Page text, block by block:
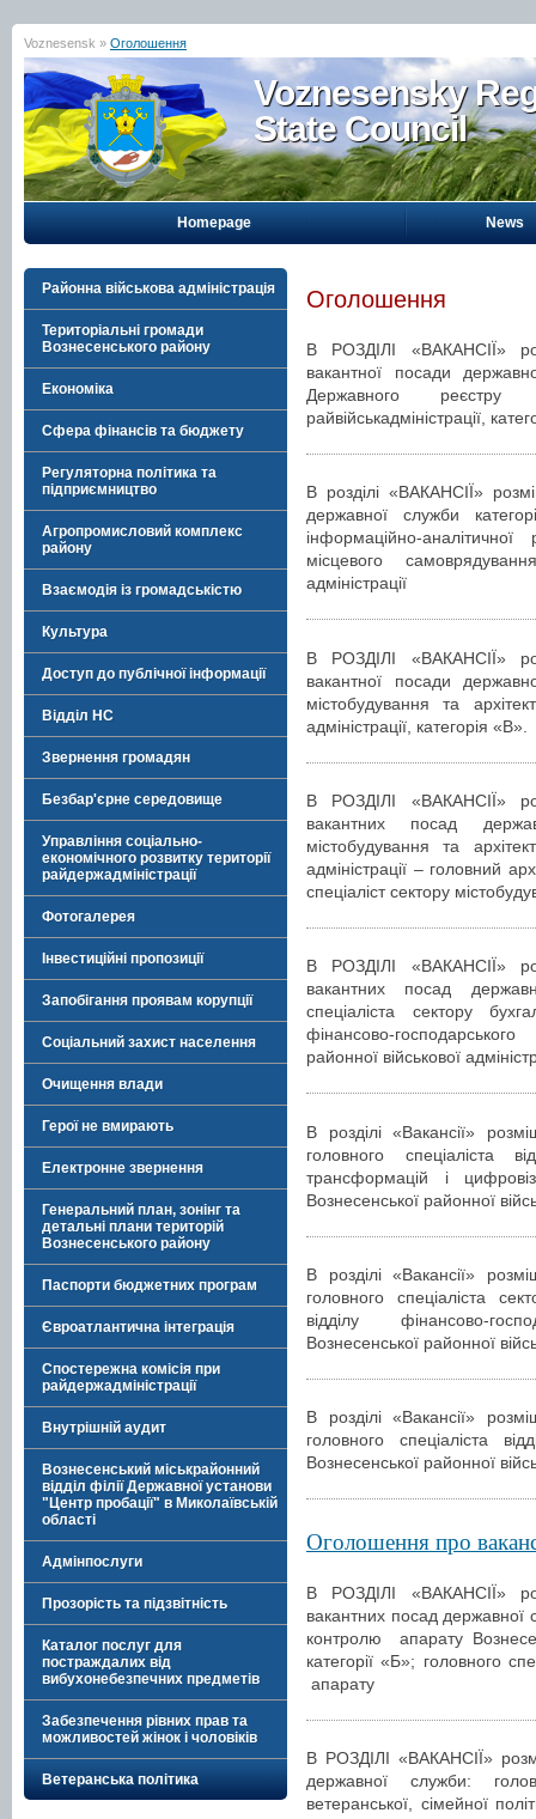
Voznesensk » Оголошення
Voznesensky
State Council
Homepage News
Районна військова адміністрація
Територіальні громади
Вознесенського району
Економіка
Сфера фінансів та бюджету
Регуляторна політика та
підприємництво
Агропромисловий комплекс
району
Взаємодія із громадськістю
Культура
Доступ до публічної інформації
Відділ НС
Звернення громадян
Безбар'єрне середовище
Управління соціально-
економічного розвитку території
райдержадміністрації
Фотогалерея
Інвестиційні пропозиції
Запобігання проявам корупції
Соціальний захист населення
Очищення влади
Герої не вмирають
Електронне звернення
Генеральний план, зонінг та
детальні плани територій
Вознесенського району
Паспорти бюджетних програм
Євроатлантична інтеграція
Спостережна комісія при
райдержадміністрації
Внутрішній аудит
Вознесенський міськрайонний
відділ філії Державної установи
"Центр пробації" в Миколаївській
області
Адмінпослуги
Прозорість та підзвітність
Каталог послуг для
постраждалих від
вибухонебезпечних предметів
Забезпечення рівних прав та
можливостей жінок і чоловіків
Ветеранська політика
Оголошення
В РОЗДІЛІ «ВАКАНСІЇ»
вакантної посади
Державного реєстру
райвійськадміністрації,
В розділі «ВАКАНСІЇ»
державної служби
інформаційно-
місцевого
адміністрації
В РОЗДІЛІ «ВАКАНСІЇ»
вакантної посади
містобудування та
адміністрації, категорія «В».
В РОЗДІЛІ «ВАКАНСІЇ»
вакантних посад
містобудування та
адміністрації – головний
спеціаліст сектору
В РОЗДІЛІ «ВАКАНСІЇ»
вакантних посад
спеціаліста сектору
фінансово-
районної військової
В розділі «Вакансії»
головного спеціаліста
трансформацій і
Вознесенської районної
В розділі «Вакансії»
головного спеціаліста
відділу фінансово-
Вознесенської районної
В розділі «Вакансії»
головного спеціаліста
Вознесенської районної
Оголошення про
В РОЗДІЛІ «ВАКАНСІЇ»
вакантних посад державної
контролю апарату
категорії «Б»; головного
апарату
В РОЗДІЛІ «ВАКАНСІЇ»
державної служби:
ветеранської, сімейної